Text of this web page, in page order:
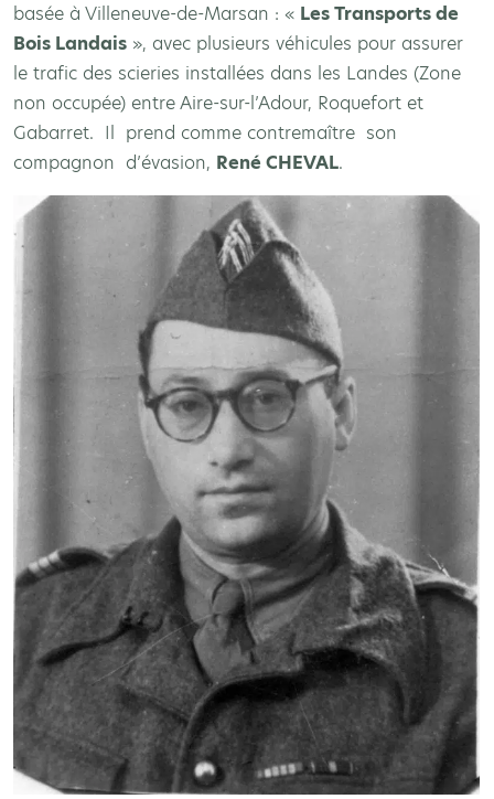
basée à Villeneuve-de-Marsan : « Les Transports de
Bois Landais », avec plusieurs véhicules pour assurer
le trafic des scieries installées dans les Landes (Zone
non occupée) entre Aire-sur-l’Adour, Roquefort et
Gabarret. Il prend comme contremaître son
compagnon d’évasion, René CHEVAL.